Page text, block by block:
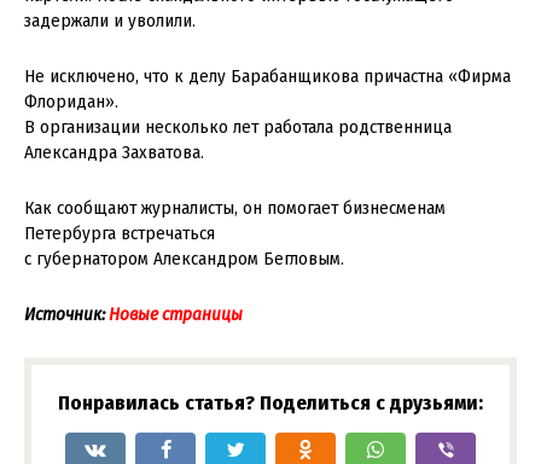
задержали и уволили.
Не исключено, что к делу Барабанщикова причастна «Фирма
Флоридан».
В организации несколько лет работала родственница
Александра Захватова.
Как сообщают журналисты, он помогает бизнесменам
Петербурга встречаться
с губернатором Александром Бегловым.
Источник:Новые страницы
Понравилась статья? Поделиться с друзьями: